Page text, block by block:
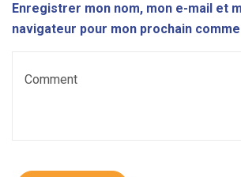
Enregistrer mon nom, mon e-mail et
navigateur pour mon prochain